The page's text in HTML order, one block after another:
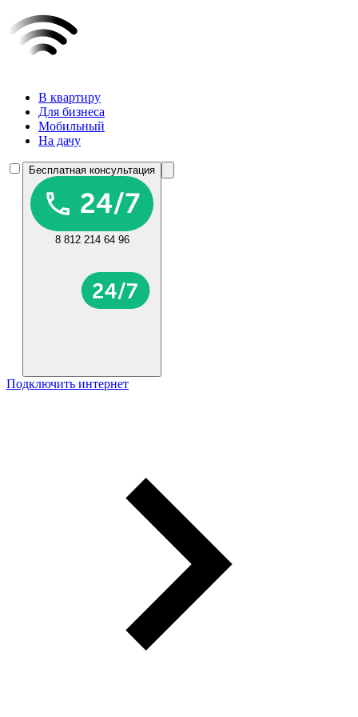
В квартиру
Для бизнеса
Мобильный
На дачу
Бесплатная консультация
8 812 214 64 96
Подключить интернет